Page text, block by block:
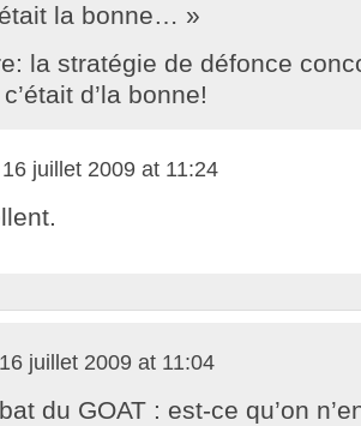
la bonne… »
la stratégie de défonce
d’la bonne!
16 juillet 2009 at 11:24
16 juillet 2009 at 11:04
du GOAT : est-ce qu’on